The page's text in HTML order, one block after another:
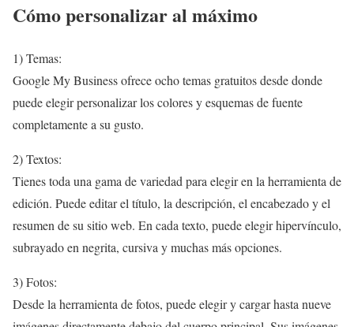
Cómo personalizar al máximo
1) Temas:
Google My Business ofrece ocho temas gratuitos desde donde
puede elegir personalizar los colores y esquemas de fuente
completamente a su gusto.
2) Textos:
Tienes toda una gama de variedad para elegir en la herramienta de
edición. Puede editar el título, la descripción, el encabezado y el
resumen de su sitio web. En cada texto, puede elegir hipervínculo,
subrayado en negrita, cursiva y muchas más opciones.
3) Fotos:
Desde la herramienta de fotos, puede elegir y cargar hasta nueve